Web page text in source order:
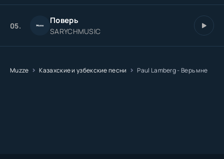
05. Поверь
SARYCHMUSIC
Muzze Казахские и узбекские песни Paul Lamberg - Верь мне